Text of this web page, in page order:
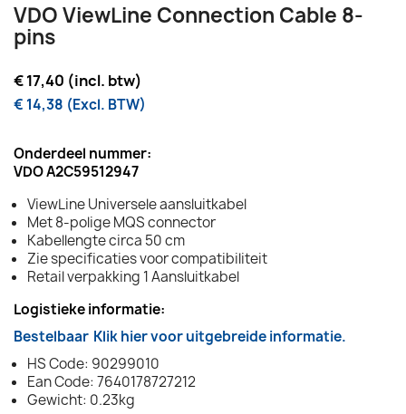
VDO ViewLine Connection Cable 8-
pins
€ 17,40 (incl. btw)
€ 14,38 (Excl. BTW)
Onderdeel nummer:
VDO A2C59512947
ViewLine Universele aansluitkabel
Met 8-polige MQS connector
Kabellengte circa 50 cm
Zie specificaties voor compatibiliteit
Retail verpakking 1 Aansluitkabel
Logistieke informatie:
Bestelbaar Klik hier voor uitgebreide informatie.
HS Code: 90299010
Ean Code: 7640178727212
Gewicht: 0.23kg